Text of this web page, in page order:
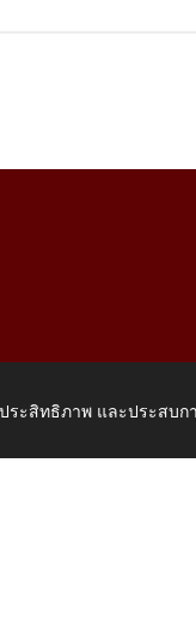
ระสิทธิภาพ และประสบ